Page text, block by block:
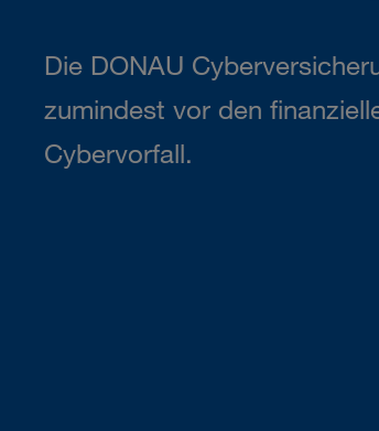
Die DONAU
zumindest vor den
Cybervorfall.